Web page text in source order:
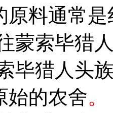
原料通常是
蒙索毕猎
毕猎人头
始的农舍